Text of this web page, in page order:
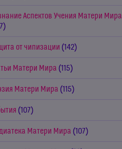
Аспектов Учения Матери Мира
от чипизации (142)
Матери Мира (115)
Матери Мира (115)
(107)
Матери Мира (107)